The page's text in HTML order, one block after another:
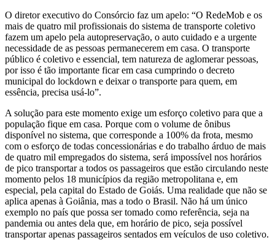
O diretor executivo do Consórcio faz um apelo: “O RedeMob e os
mais de quatro mil profissionais do sistema de transporte coletivo
fazem um apelo pela autopreservação, o auto cuidado e a urgente
necessidade de as pessoas permanecerem em casa. O transporte
público é coletivo e essencial, tem natureza de aglomerar pessoas,
por isso é tão importante ficar em casa cumprindo o decreto
municipal do lockdown e deixar o transporte para quem, em
essência, precisa usá-lo”.
A solução para este momento exige um esforço coletivo para que a
população fique em casa. Porque com o volume de ônibus
disponível no sistema, que corresponde a 100% da frota, mesmo
com o esforço de todas concessionárias e do trabalho árduo de mais
de quatro mil empregados do sistema, será impossível nos horários
de pico transportar a todos os passageiros que estão circulando neste
momento pelos 18 municípios da região metropolitana e, em
especial, pela capital do Estado de Goiás. Uma realidade que não se
aplica apenas à Goiânia, mas a todo o Brasil. Não há um único
exemplo no país que possa ser tomado como referência, seja na
pandemia ou antes dela que, em horário de pico, seja possível
transportar apenas passageiros sentados em veículos de uso coletivo.